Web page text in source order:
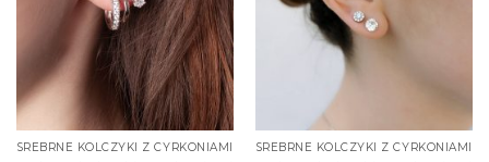
SREBRNE KOLCZYKI Z CYRKONIAMI SREBRNE KOLCZYKI Z CYRKONIAMI